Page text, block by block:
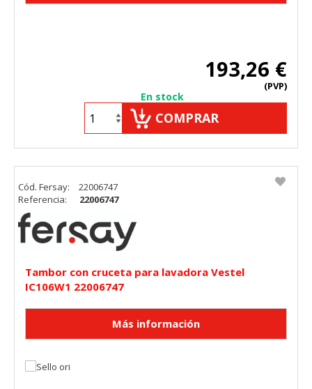
193,26 €
(PVP)
En stock
COMPRAR
Tambor con cruceta para lavadora Vestel
IC106W1 22006747
Cód. Fersay:
22006747
Referencia:
22006747